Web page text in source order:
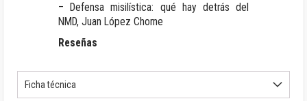
– Defensa misilística: qué hay detrás del
NMD, Juan López Chorne
Reseñas
Ficha técnica